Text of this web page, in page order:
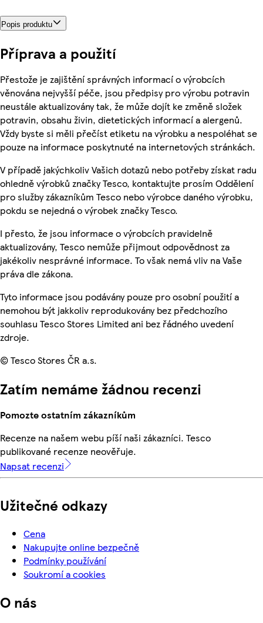
Popis produktu
Příprava a použití
Přestože je zajištění správných informací o výrobcích
věnována nejvyšší péče, jsou předpisy pro výrobu potravin
neustále aktualizovány tak, že může dojít ke změně složek
potravin, obsahu živin, dietetických informací a alergenů.
Vždy byste si měli přečíst etiketu na výrobku a nespoléhat se
pouze na informace poskytnuté na internetových stránkách.
V případě jakýchkoliv Vašich dotazů nebo potřeby získat radu
ohledně výrobků značky Tesco, kontaktujte prosím Oddělení
pro služby zákazníkům Tesco nebo výrobce daného výrobku,
pokdu se nejedná o výrobek značky Tesco.
I přesto, že jsou informace o výrobcích pravidelně
aktualizovány, Tesco nemůže přijmout odpovědnost za
jakékoliv nesprávné informace. To však nemá vliv na Vaše
práva dle zákona.
Tyto informace jsou podávány pouze pro osobní použití a
nemohou být jakkoliv reprodukovány bez předchozího
souhlasu Tesco Stores Limited ani bez řádného uvedení
zdroje.
© Tesco Stores ČR a.s.
Zatím nemáme žádnou recenzi
Pomozte ostatním zákazníkům
Recenze na našem webu píší naši zákazníci. Tesco
publikované recenze neověřuje.
Napsat recenzi
Užitečné odkazy
Cena
Nakupujte online bezpečně
Podmínky používání
Soukromí a cookies
O nás